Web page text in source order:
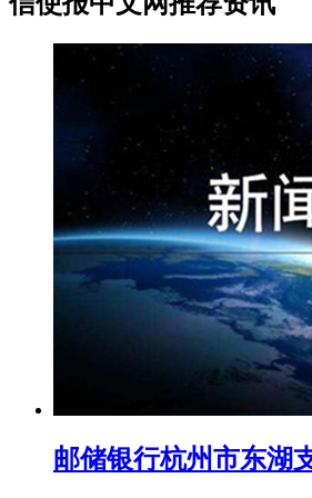
邮储银行杭州市东湖